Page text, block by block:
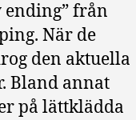
ending” från
När de
den aktuella
Bland annat
på lättklädda